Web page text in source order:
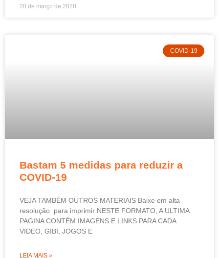
20 de março de 2020
COVID-19
Bastam 5 medidas para reduzir a
COVID-19
VEJA TAMBÉM OUTROS MATERIAIS Baixe em alta
resolução para imprimir NESTE FORMATO, A ULTIMA
PAGINA CONTÉM IMAGENS E LINKS PARA CADA
VIDEO, GIBI, JOGOS E
LEIA MAIS »